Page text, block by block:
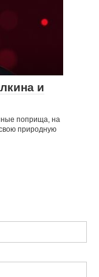
и
поприща, на
природную